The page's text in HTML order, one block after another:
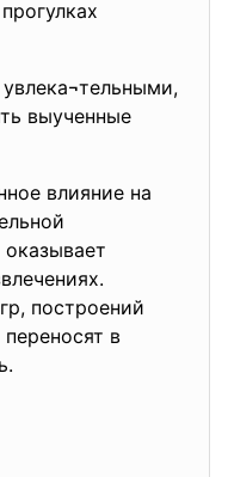
выученные
влияние на
построений
в